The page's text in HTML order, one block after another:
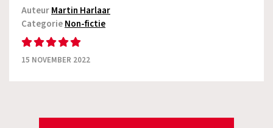
AuteurMartin Harlaar
CategorieNon-fictie
15 NOVEMBER 2022